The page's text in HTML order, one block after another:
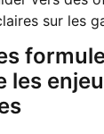
sur les
les